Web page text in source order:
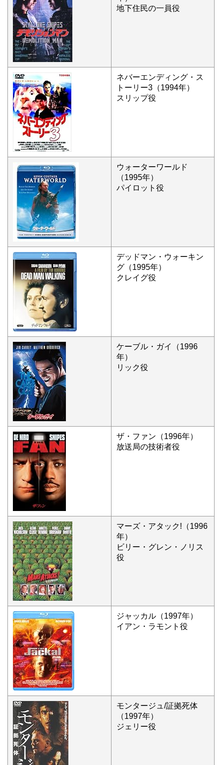
地下住民の一員役
ネバーエンディング・ス
トーリー3（1994年）
スリップ役
ウォーターワールド
（1995年）
パイロット役
デッドマン・ウォーキン
グ（1995年）
クレイグ役
ケーブル・ガイ（1996
年）
リック役
ザ・ファン（1996年）
放送局の技術者役
マーズ・アタック!（1996
年）
ビリー・グレン・ノリス
役
ジャッカル（1997年）
イアン・ラモント役
モンタージュ/証拠死体
（1997年）
ジェリー役